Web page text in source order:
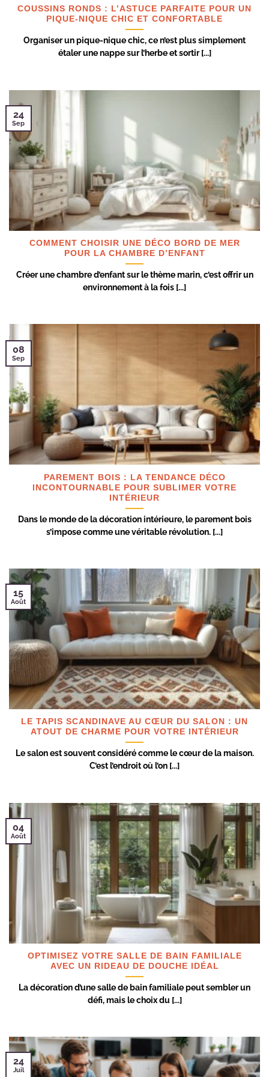
COUSSINS RONDS : L’ASTUCE PARFAITE POUR UN
PIQUE-NIQUE CHIC ET CONFORTABLE
Organiser un pique-nique chic, ce n’est plus simplement
étaler une nappe sur l’herbe et sortir [...]
COMMENT CHOISIR UNE DÉCO BORD DE MER
POUR LA CHAMBRE D’ENFANT
Créer une chambre d’enfant sur le thème marin, c’est offrir un
environnement à la fois [...]
24
Sep
PAREMENT BOIS : LA TENDANCE DÉCO
INCONTOURNABLE POUR SUBLIMER VOTRE
INTÉRIEUR
Dans le monde de la décoration intérieure, le parement bois
s’impose comme une véritable révolution. [...]
08
Sep
LE TAPIS SCANDINAVE AU CŒUR DU SALON : UN
ATOUT DE CHARME POUR VOTRE INTÉRIEUR
Le salon est souvent considéré comme le cœur de la maison.
C’est l’endroit où l’on [...]
15
Août
OPTIMISEZ VOTRE SALLE DE BAIN FAMILIALE
AVEC UN RIDEAU DE DOUCHE IDÉAL
La décoration d’une salle de bain familiale peut sembler un
défi, mais le choix du [...]
04
Août
24
Juil